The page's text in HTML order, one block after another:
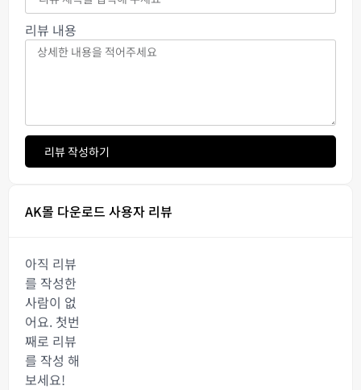
리뷰 내용
리뷰 작성하기
AK몰 다운로드 사용자 리뷰
아직 리뷰
를 작성한
사람이 없
어요. 첫번
째로 리뷰
를 작성 해
보세요!